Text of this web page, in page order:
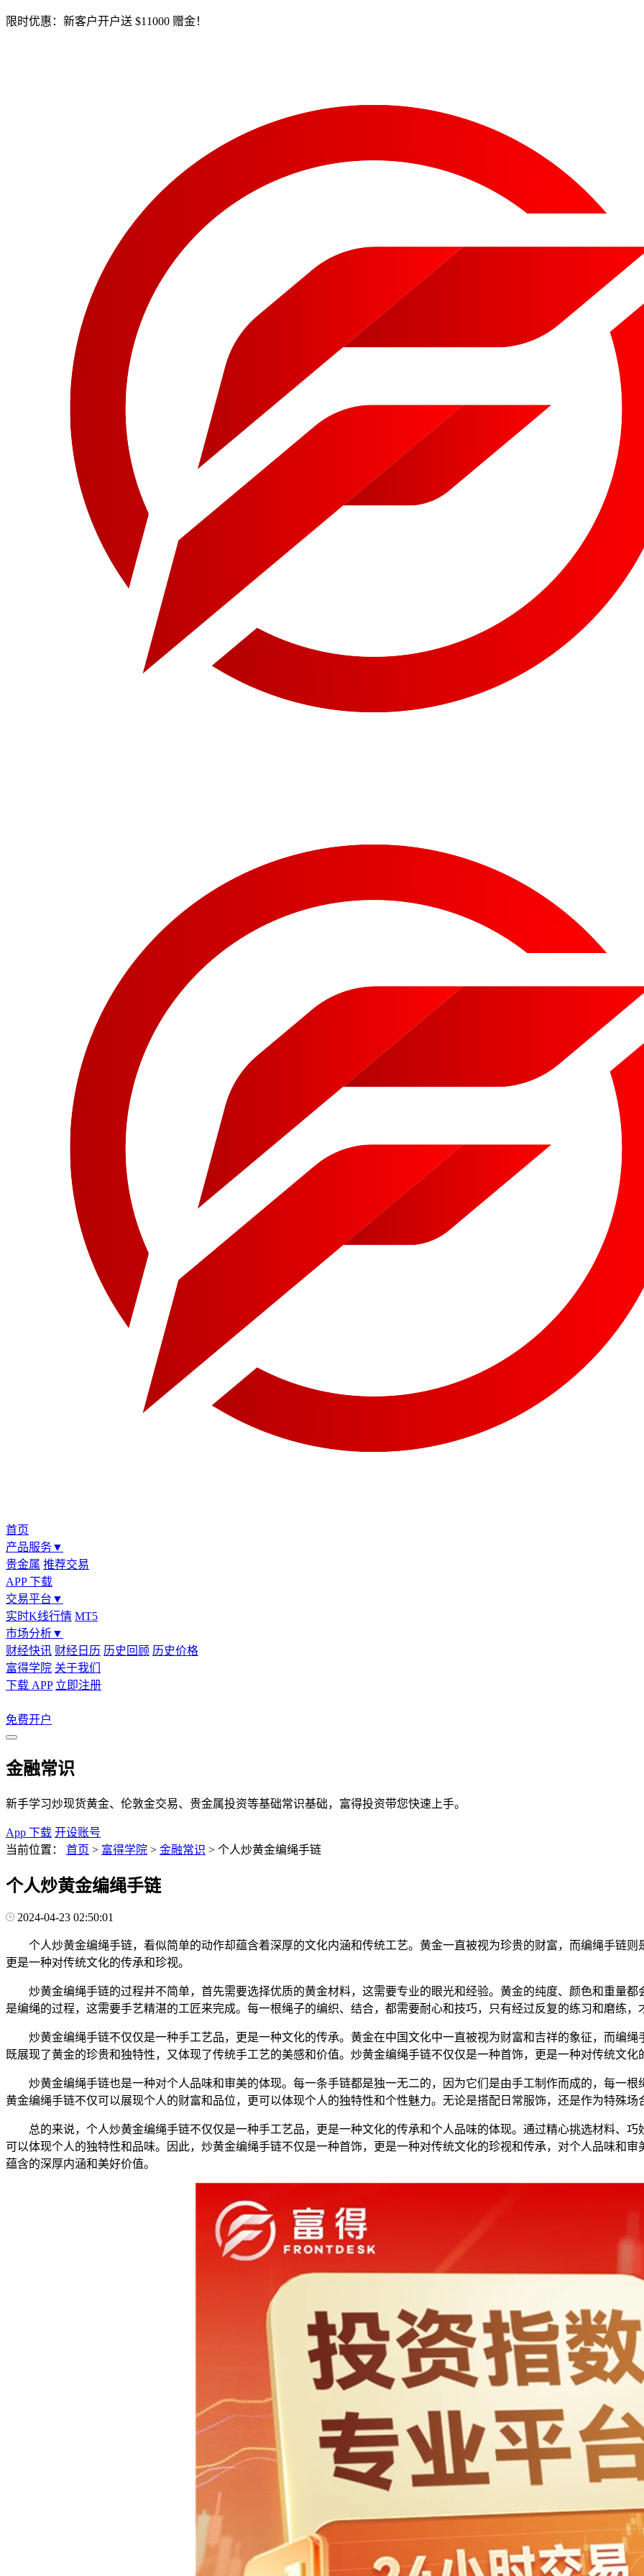
限时优惠：新客户开户送 $11000 赠金！
首页
产品服务▼
贵金属 推荐交易
APP 下载
交易平台 ▼
实时K线行情 MT5
市场分析▼
财经快讯 财经日历 历史回顾 历史价格
富得学院 关于我们
下载 APP 立即注册
免费开户
金融常识
新手学习炒现货黄金、伦敦金交易、贵金属投资等基础常识基础，富得投资带您快速上手。
App 下载 开设账号
当前位置：
首页 > 富得学院 > 金融常识 > 个人炒黄金编绳手链
个人炒黄金编绳手链
2024-04-23 02:50:01
个人炒黄金编绳手链，看似简单的动作却蕴含着深厚的文化内涵和传统工艺。黄金一直被视为珍贵的财富，而编绳手链则
更是一种对传统文化的传承和珍视。
炒黄金编绳手链的过程并不简单，首先需要选择优质的黄金材料，这需要专业的眼光和经验。黄金的纯度、颜色和重量
是编绳的过程，这需要手艺精湛的工匠来完成。每一根绳子的编织、结合，都需要耐心和技巧，只有经过反复的练习和磨练，
炒黄金编绳手链不仅仅是一种手工艺品，更是一种文化的传承。黄金在中国文化中一直被视为财富和吉祥的象征，而编绳
既展现了黄金的珍贵和独特性，又体现了传统手工艺的美感和价值。炒黄金编绳手链不仅仅是一种首饰，更是一种对传统文化
炒黄金编绳手链也是一种对个人品味和审美的体现。每一条手链都是独一无二的，因为它们是由手工制作而成的，每一
黄金编绳手链不仅可以展现个人的财富和品位，更可以体现个人的独特性和个性魅力。无论是搭配日常服饰，还是作为特殊场
总的来说，个人炒黄金编绳手链不仅仅是一种手工艺品，更是一种文化的传承和个人品味的体现。通过精心挑选材料、
可以体现个人的独特性和品味。因此，炒黄金编绳手链不仅是一种首饰，更是一种对传统文化的珍视和传承，对个人品味和
蕴含的深厚内涵和美好价值。